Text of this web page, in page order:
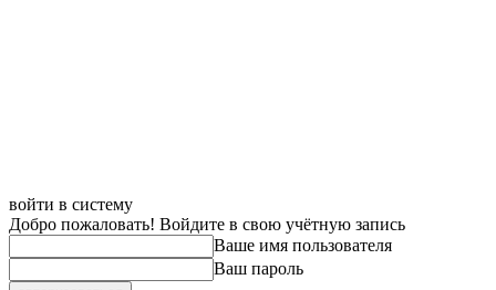
войти в систему
Добро пожаловать! Войдите в свою учётную запись
Ваше имя пользователя
Ваш пароль